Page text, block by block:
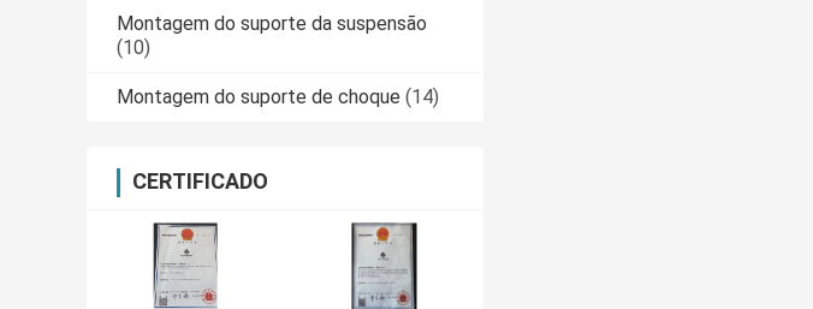
Montagem do suporte da suspensão
(10)
Montagem do suporte de choque (14)
CERTIFICADO